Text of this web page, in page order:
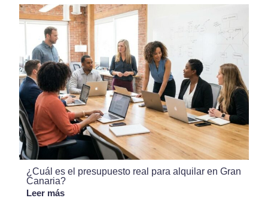
¿Cuál es el presupuesto real para alquilar en Gran
Canaria?
Leer más